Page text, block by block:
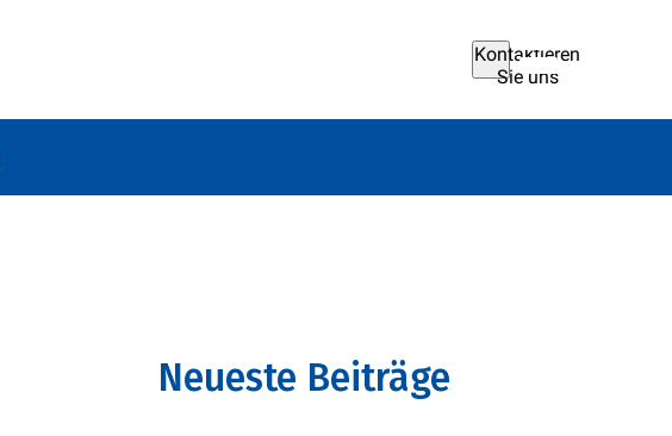
Kontaktieren
Sie uns
Neueste Beiträge